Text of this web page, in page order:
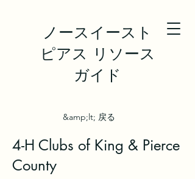
ノースイースト
ピアス リソース
ガイド
&amp;lt; 戻る
4-H Clubs of King & Pierce
County